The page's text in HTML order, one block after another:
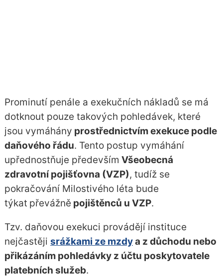
Prominutí penále a exekučních nákladů se má
dotknout pouze takových pohledávek, které
jsou vymáhány prostřednictvím exekuce podle
daňového řádu. Tento postup vymáhání
upřednostňuje především Všeobecná
zdravotní pojišťovna (VZP), tudíž se
pokračování Milostivého léta bude
týkat převážně pojištěnců u VZP.
Tzv. daňovou exekuci provádějí instituce
nejčastěji srážkami ze mzdya z důchodu nebo
přikázáním pohledávky z účtu poskytovatele
platebních služeb.